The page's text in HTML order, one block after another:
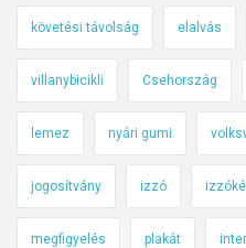
követési távolság elalvás
villanybicikli Csehország
lemez nyári gumi
jogosítvány izzó
megfigyelés plakát